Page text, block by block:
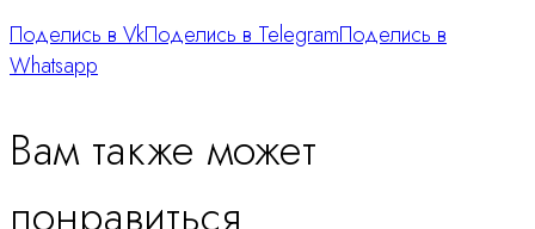
Поделись в VkПоделись в TelegramПоделись в
Whatsapp
Вам также может